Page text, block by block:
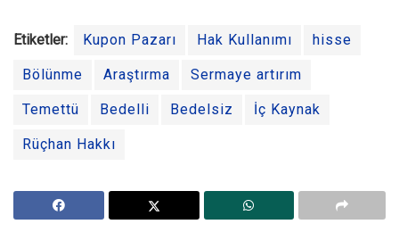
Etiketler: Kupon Pazarı Hak Kullanımı hisse
Bölünme Araştırma Sermaye artırım
Temettü Bedelli Bedelsiz İç Kaynak
Rüçhan Hakkı